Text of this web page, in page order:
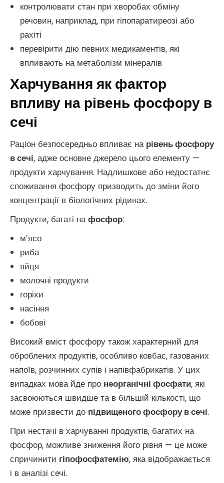
контролювати стан при хворобах обміну
речовин, наприклад, при гіпопаратиреозі або
рахіті
перевірити дію певних медикаментів, які
впливають на метаболізм мінералів
Харчування як фактор
впливу на рівень фосфору в
сечі
Раціон безпосередньо впливає на рівень фосфору
в сечі, адже основне джерело цього елементу —
продукти харчування. Надлишкове або недостатнє
споживання фосфору призводить до зміни його
концентрації в біологічних рідинах.
Продукти, багаті нафосфор:
м’ясо
риба
яйця
молочні продукти
горіхи
насіння
бобові
Високий вміст фосфору також характерний для
оброблених продуктів, особливо ковбас, газованих
напоїв, розчинних супів і напівфабрикатів. У цих
випадках мова йде про неорганічні фосфати, які
засвоюються швидше та в більшій кількості, що
може призвести до підвищеного фосфору в сечі.
При нестачі в харчуванні продуктів, багатих на
фосфор, можливе зниження його рівня — це може
спричинити гіпофосфатемію, яка відображається
і в аналізі сечі.